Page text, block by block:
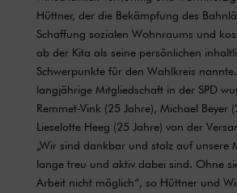
Hüttner, der die Bekämpfung des
Schaffung sozialen Wohnraums und
ab der Kita als seine persönlichen
Schwerpunkte für den Wahlkreis
langjährige Mitgliedschaft in der SPD
Remmet-Vink (25 Jahre), Michael Beyer
Lieselotte Heeg (25 Jahre) von der
„Wir sind dankbar und stolz auf unsere
lange treu und aktiv dabei sind. Ohne
Arbeit nicht möglich“, so Hüttner und